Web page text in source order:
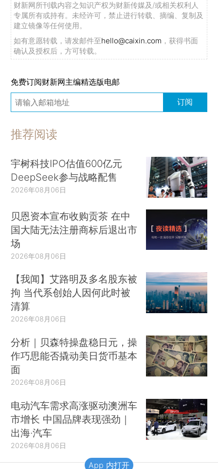
财新网所刊载内容之知识产权为财新传媒及/或相关权利人
专属所有或持有。未经许可，禁止进行转载、摘编、复制及
建立镜像等任何使用。
如有意愿转载，请发邮件至hello@caixin.com ，获得书面
确认及授权后，方可转载。
免费订阅财新网主编精选版电邮
订阅
推荐阅读
宇树科技IPO估值600亿元
DeepSeek参与战略配售
2026年08月06日
贝恩资本宣布收购贡茶 在中
国大陆无法注册商标后退出市
场
2026年08月06日
【我闻】艾路明及多名股东被
拘 当代系创始人因何此时被
清算
2026年08月06日
分析｜贝森特操盘稳日元，操
作巧思能否撬动美日货币基本
面
2026年08月06日
电动汽车需求高涨驱动澳洲车
市增长 中国品牌表现强劲｜
出海·汽车
2026年08月06日
App 内打开